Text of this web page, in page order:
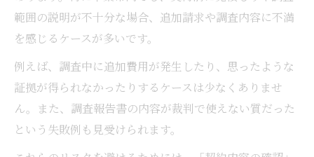
範囲の説明が不十分な場合、追加請求や調査内容に不満
を感じるケースが多いです。
例えば、調査中に追加費用が発生したり、思ったような
証拠が得られなかったりするケースは少なくありませ
ん。また、調査報告書の内容が裁判で使えない質だった
という失敗例も見受けられます。